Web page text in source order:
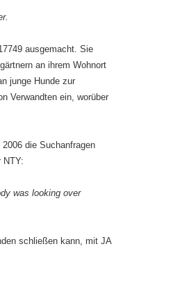
ausgemacht. Sie
an ihrem Wohnort
junge Hunde zur
Verwandten ein, worüber
die Suchanfragen
NTY:
was looking over
schließen kann, mit JA